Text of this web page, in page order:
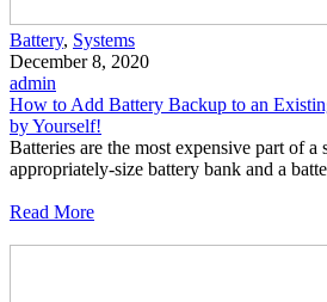
Battery, Systems
December 8, 2020
admin
How to Add Battery Backup to an
by Yourself!
Batteries are the most expensive part of a
appropriately-size battery bank and a
Read More